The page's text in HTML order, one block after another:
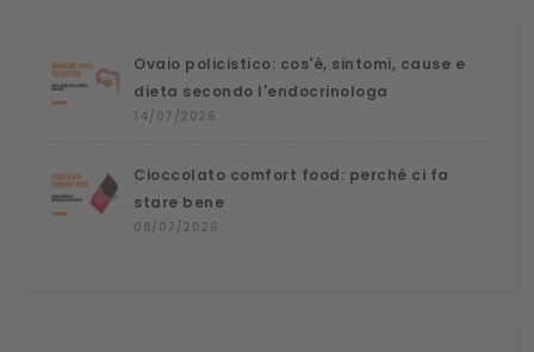
Ovaio policistico: cos'è, sintomi, cause e
dieta secondo l'endocrinologa
14/07/2026
Cioccolato comfort food: perché ci fa
stare bene
08/07/2026